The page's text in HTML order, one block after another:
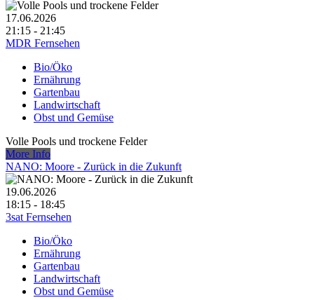
17.06.2026
21:15 - 21:45
MDR Fernsehen
Bio/Öko
Ernährung
Gartenbau
Landwirtschaft
Obst und Gemüse
Volle Pools und trockene Felder
More Info
NANO: Moore - Zurück in die Zukunft
19.06.2026
18:15 - 18:45
3sat Fernsehen
Bio/Öko
Ernährung
Gartenbau
Landwirtschaft
Obst und Gemüse